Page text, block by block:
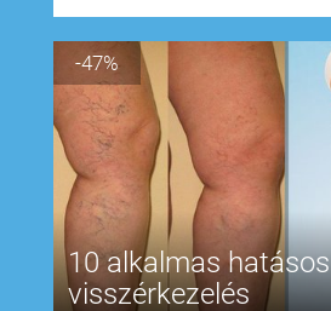
-47%
10 alkalmas hatásos
visszérkezelés